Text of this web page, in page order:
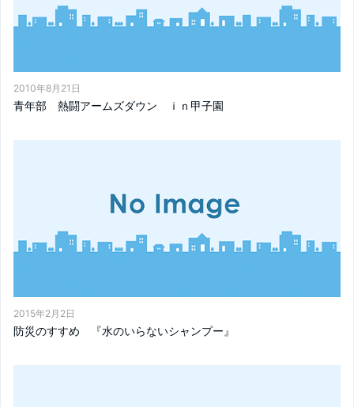
2010年8月21日
青年部 熱闘アームズダウン ｉｎ甲子園
2015年2月2日
防災のすすめ 『水のいらないシャンプー』